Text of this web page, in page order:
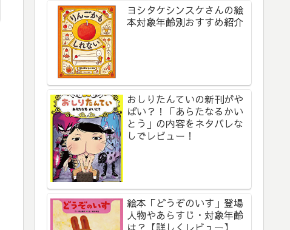
ヨシタケシンスケさんの絵
本対象年齢別おすすめ紹介
おしりたんていの新刊がや
ばい？！「あらたなるかい
とう」の内容をネタバレな
しでレビュー！
絵本「どうぞのいす」登場
人物やあらすじ・対象年齢
は？【詳しくレビュー】